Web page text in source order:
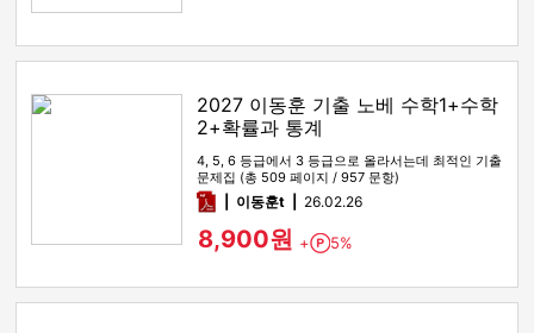
2027 이동훈 기출 노베 수학1+수학
2+확률과 통계
4, 5, 6 등급에서 3 등급으로 올라서는데 최적인 기출
문제집 (총 509 페이지 / 957 문항)
pdf이동훈t 26.02.26
8,900원 + Point
5%